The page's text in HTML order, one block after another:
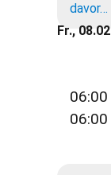
davor…
Fr.,
06:00
06:00